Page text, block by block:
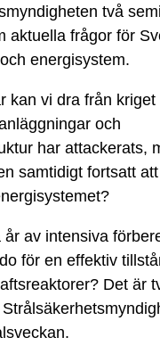
två
aktuella frågor för
energisystem.
kan vi dra från
och
har attackerats,
samtidigt fortsatt
av intensiva
för en effektiv
Det är